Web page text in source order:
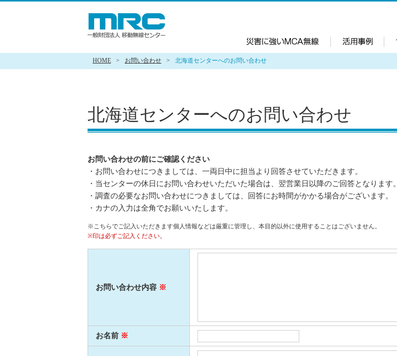
HOME > お問い合わせ > 北海道センターへのお問い合わせ
北海道センターへのお問い合わせ
お問い合わせの前にご確認ください
・お問い合わせにつきましては、一両日中に担当より回答させていただきます。
・当センターの休日にお問い合わせいただいた場合は、翌営業日以降のご回答となります。
・調査の必要なお問い合わせにつきましては、回答にお時間がかかる場合がございます。
・カナの入力は全角でお願いいたします。
※こちらでご記入いただきます個人情報などは厳重に管理し、本目的以外に使用することはございません。
※印は必ずご記入ください。
お問い合わせ内容 ※
お名前 ※